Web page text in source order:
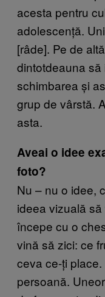
acesta pentru
adolescență.
[râde]. Pe de
dintotdeauna
schimbarea și
grup de vârstă.
asta.
Aveai o idee
foto?
Nu – nu o idee,
ideea vizuală
începe cu o
vină să zici: ce
ceva ce-ți
persoană.